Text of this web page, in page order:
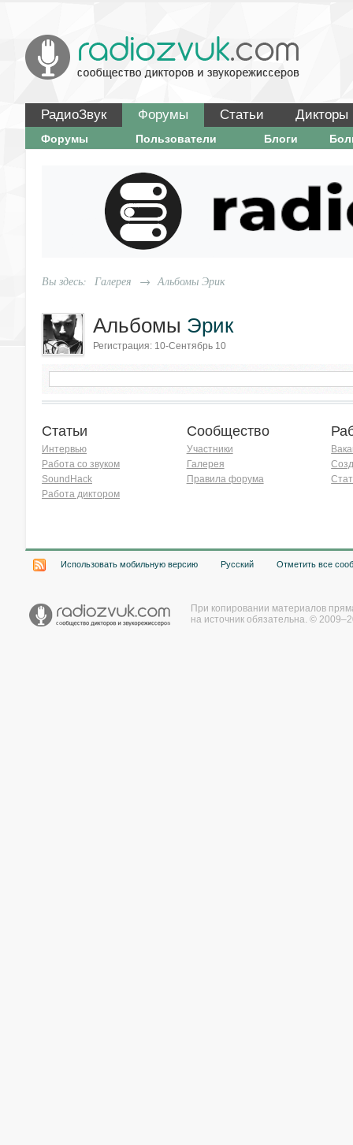
РадиоЗвук Форумы Статьи Дикторы
Форумы Пользователи Блоги
Вы здесь: Галерея → Альбомы Эрик
Альбомы Эрик
Регистрация: 10-Сентябрь 10
Статьи
Интервью
Работа со звуком
SoundHack
Работа диктором
Сообщество
Участники
Галерея
Правила форума
Использовать мобильную версию Русский Отметить все
При копировании материалов
на источник обязательна. ©